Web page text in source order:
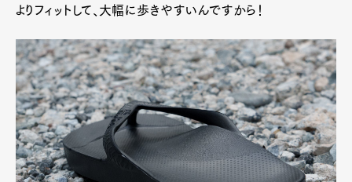
よりフィットして、大幅に歩きやすいんですから！